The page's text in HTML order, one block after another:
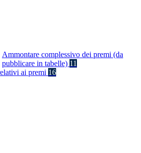
Ammontare complessivo dei premi (da
pubblicare in tabelle) 11
ai premi 16